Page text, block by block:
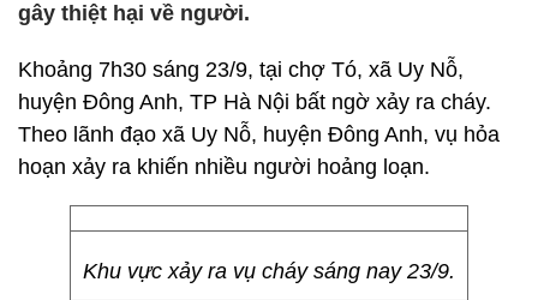
gây thiệt hại về người.
Khoảng 7h30 sáng 23/9, tại chợ Tó, xã Uy Nỗ,
huyện Đông Anh, TP Hà Nội bất ngờ xảy ra cháy.
Theo lãnh đạo xã Uy Nỗ, huyện Đông Anh, vụ hỏa
hoạn xảy ra khiến nhiều người hoảng loạn.
Khu vực xảy ra vụ cháy sáng nay 23/9.